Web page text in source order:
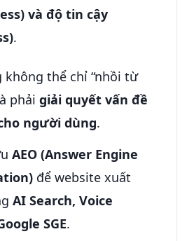
và độ tin cậy
.
không thể chỉ “nhồi từ
phảigiải quyết vấn đề
người dùng.
AEO (Answer Engine
để website xuất
AI Search, Voice
SGE.